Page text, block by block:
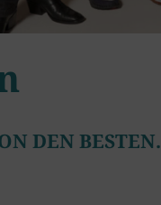
DEN BESTEN.